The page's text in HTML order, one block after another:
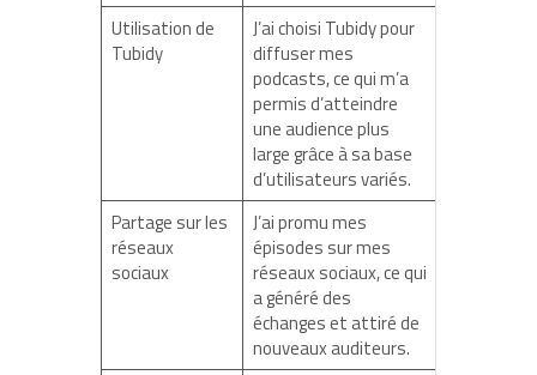
Utilisation de
Tubidy
J’ai choisi Tubidy pour
diffuser mes
podcasts, ce qui m’a
permis d’atteindre
une audience plus
large grâce à sa base
d’utilisateurs variés.
Partage sur les
réseaux
sociaux
J’ai promu mes
épisodes sur mes
réseaux sociaux, ce qui
a généré des
échanges et attiré de
nouveaux auditeurs.